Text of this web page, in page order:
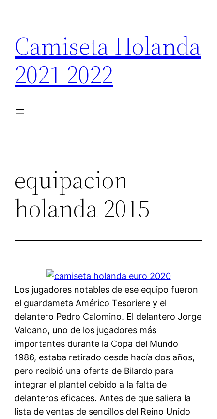
contenido
Camiseta Holanda
2021 2022
equipacion
holanda 2015
Los jugadores notables de ese equipo fueron
el guardameta Américo Tesoriere y el
delantero Pedro Calomino. El delantero Jorge
Valdano, uno de los jugadores más
importantes durante la Copa del Mundo
1986, estaba retirado desde hacía dos años,
pero recibió una oferta de Bilardo para
integrar el plantel debido a la falta de
delanteros eficaces. Antes de que saliera la
lista de ventas de sencillos del Reino Unido